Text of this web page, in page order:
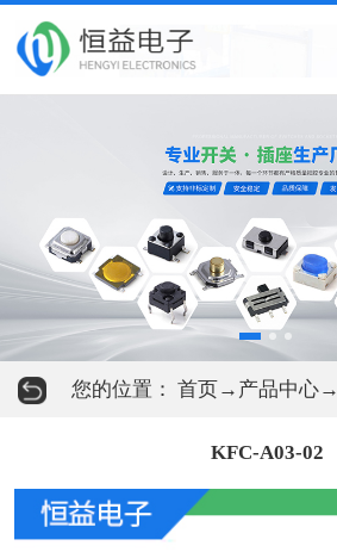
您的位置： 首页→ 产品中心→
KFC-A03-02